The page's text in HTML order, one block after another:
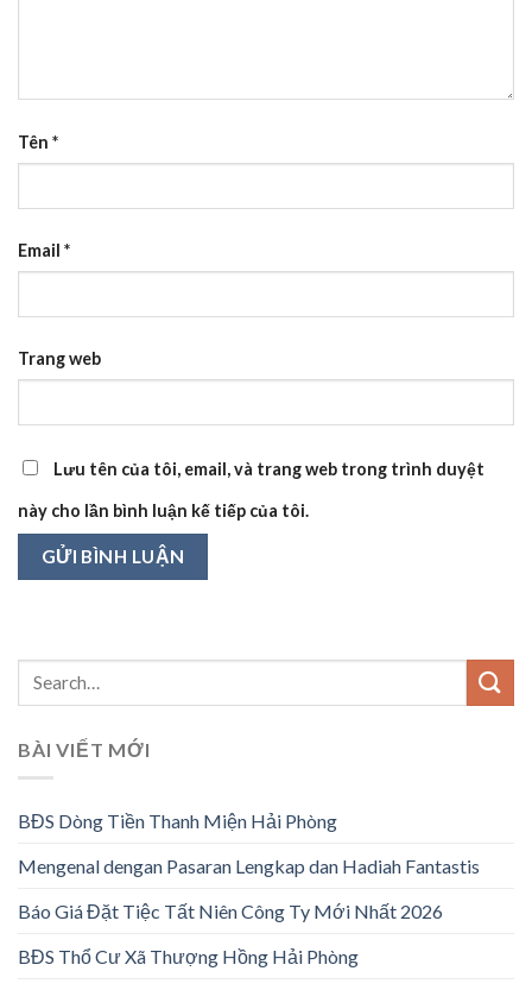
Tên *
Email *
Trang web
Lưu tên của tôi, email, và trang web trong trình duyệt
này cho lần bình luận kế tiếp của tôi.
BÀI VIẾT MỚI
BĐS Dòng Tiền Thanh Miện Hải Phòng
Mengenal dengan Pasaran Lengkap dan Hadiah Fantastis
Báo Giá Đặt Tiệc Tất Niên Công Ty Mới Nhất 2026
BĐS Thổ Cư Xã Thượng Hồng Hải Phòng